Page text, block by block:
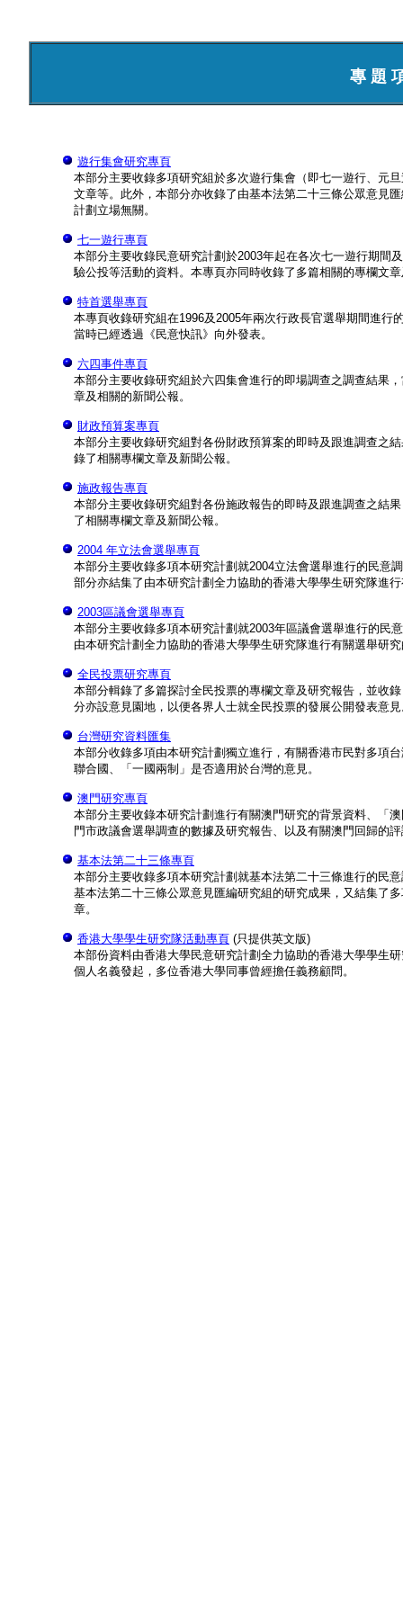
專 題
遊行集會研究專頁
本部分主要收錄多項研究組於多次遊行集會（即七一遊行、元
文章等。此外，本部分亦收錄了由基本法第二十三條公眾意見
計劃立場無關。
七一遊行專頁
本部分主要收錄民意研究計劃於2003年起在各次七一遊行期間
驗公投等活動的資料。本專頁亦同時收錄了多篇相關的專欄文
特首選舉專頁
本專頁收錄研究組在1996及2005年兩次行政長官選舉期間進
當時已經透過《民意快訊》向外發表。
六四事件專頁
本部分主要收錄研究組於六四集會進行的即場調查之調查結果
章及相關的新聞公報。
財政預算案專頁
本部分主要收錄研究組對各份財政預算案的即時及跟進調查之
錄了相關專欄文章及新聞公報。
施政報告專頁
本部分主要收錄研究組對各份施政報告的即時及跟進調查之結
了相關專欄文章及新聞公報。
2004 年立法會選舉專頁
本部分主要收錄多項本研究計劃就2004立法會選舉進行的民意
部分亦結集了由本研究計劃全力協助的香港大學學生研究隊進
2003區議會選舉專頁
本部分主要收錄多項本研究計劃就2003年區議會選舉進行的民
由本研究計劃全力協助的香港大學學生研究隊進行有關選舉研
全民投票研究專頁
本部分輯錄了多篇探討全民投票的專欄文章及研究報告，並收
分亦設意見園地，以便各界人士就全民投票的發展公開發表意
台灣研究資料匯集
本部分收錄多項由本研究計劃獨立進行，有關香港市民對多項
聯合國、「一國兩制」是否適用於台灣的意見。
澳門研究專頁
本部分主要收錄本研究計劃進行有關澳門研究的背景資料、「
門市政議會選舉調查的數據及研究報告、以及有關澳門回歸的
基本法第二十三條專頁
本部分主要收錄多項本研究計劃就基本法第二十三條進行的民
基本法第二十三條公眾意見匯編研究組的研究成果，又結集了
章。
香港大學學生研究隊活動專頁 (只提供英文版)
本部份資料由香港大學民意研究計劃全力協助的香港大學學生
個人名義發起，多位香港大學同事曾經擔任義務顧問。